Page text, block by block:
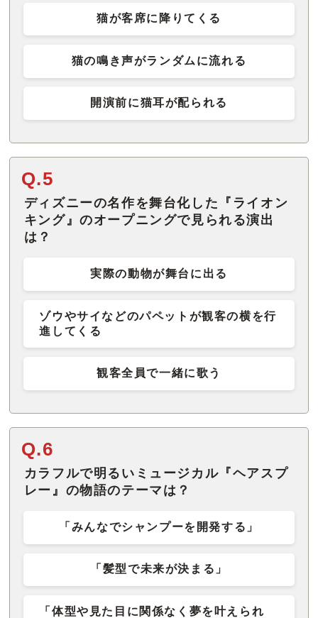
猫が客席に降りてくる
猫の鳴き声がランダムに流れる
開演前に猫耳が配られる
Q.5
ディズニーの名作を舞台化した『ライオン
キング』のオープニングで見られる演出
は？
実際の動物が舞台に出る
ゾウやサイなどのパペットが観客の横を行
進してくる
観客全員で一緒に歌う
Q.6
カラフルで明るいミュージカル『ヘアスプ
レー』の物語のテーマは？
「みんなでシャンプーを開発する」
「髪型で未来が決まる」
「体型や見た目に関係なく夢を叶えられ